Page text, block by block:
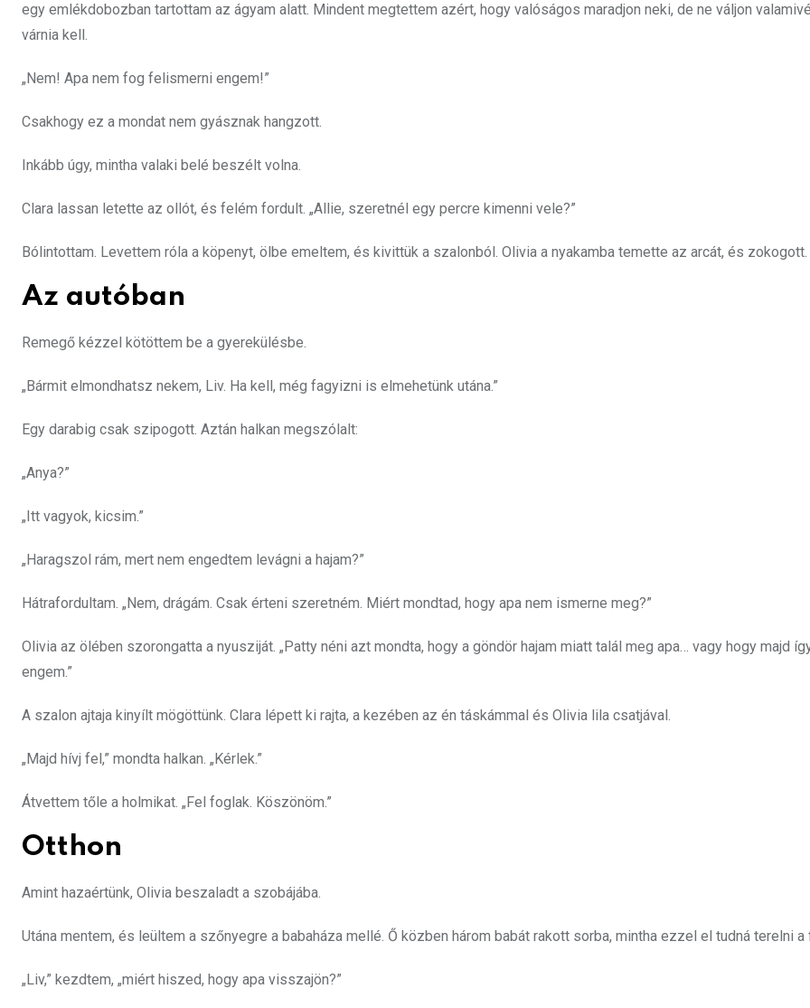
egy emlékdobozban tartottam az ágyam alatt. Mindent megtettem azért, hogy valóságos maradjon neki, de ne váljon
várnia kell.
„Nem! Apa nem fog felismerni engem!”
Csakhogy ez a mondat nem gyásznak hangzott.
Inkább úgy, mintha valaki belé beszélt volna.
Clara lassan letette az ollót, és felém fordult. „Allie, szeretnél egy percre kimenni vele?”
Bólintottam. Levettem róla a köpenyt, ölbe emeltem, és kivittük a szalonból. Olivia a nyakamba temette az arcát, és zokogott.
Az autóban
Remegő kézzel kötöttem be a gyerekülésbe.
„Bármit elmondhatsz nekem, Liv. Ha kell, még fagyizni is elmehetünk utána.”
Egy darabig csak szipogott. Aztán halkan megszólalt:
„Anya?”
„Itt vagyok, kicsim.”
„Haragszol rám, mert nem engedtem levágni a hajam?”
Hátrafordultam. „Nem, drágám. Csak érteni szeretném. Miért mondtad, hogy apa nem ismerne meg?”
Olivia az ölében szorongatta a nyusziját. „Patty néni azt mondta, hogy a göndör hajam miatt talál meg apa… vagy hogy majd
engem.”
A szalon ajtaja kinyílt mögöttünk. Clara lépett ki rajta, a kezében az én táskámmal és Olivia lila csatjával.
„Majd hívj fel,” mondta halkan. „Kérlek.”
Átvettem tőle a holmikat. „Fel foglak. Köszönöm.”
Otthon
Amint hazaértünk, Olivia beszaladt a szobájába.
Utána mentem, és leültem a szőnyegre a babaháza mellé. Ő közben három babát rakott sorba, mintha ezzel el tudná terelni a
„Liv,” kezdtem, „miért hiszed, hogy apa visszajön?”